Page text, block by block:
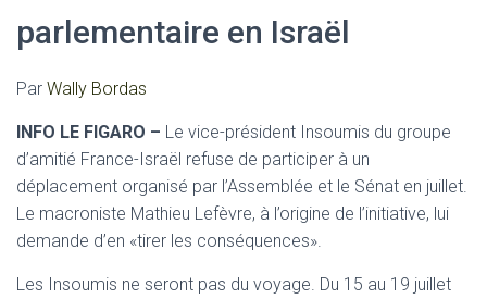
parlementaire en Israël
Par Wally Bordas
INFO LE FIGARO – Le vice-président Insoumis du groupe
d’amitié France-Israël refuse de participer à un
déplacement organisé par l’Assemblée et le Sénat en juillet.
Le macroniste Mathieu Lefèvre, à l’origine de l’initiative, lui
demande d’en «tirer les conséquences».
Les Insoumis ne seront pas du voyage. Du 15 au 19 juillet